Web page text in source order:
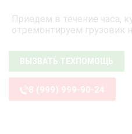
Приедем в течение часа,
отремонтируем грузовик
ВЫЗВАТЬ ТЕХПОМОЩЬ
8 (999) 999-90-24